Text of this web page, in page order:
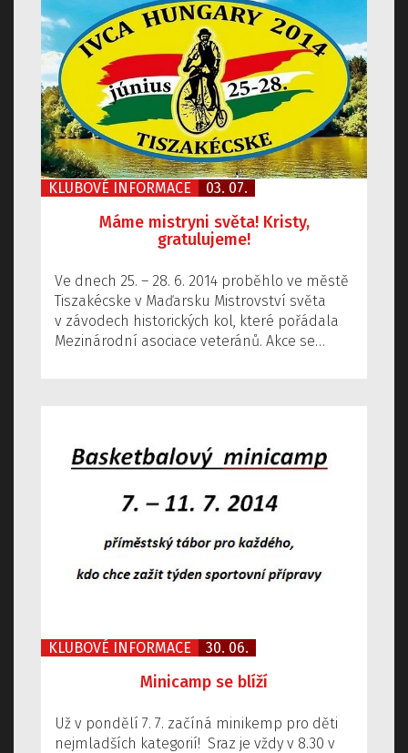
KLUBOVÉ INFORMACE 03. 07.
Máme mistryni světa! Kristy,
gratulujeme!
Ve dnech 25. – 28. 6. 2014 proběhlo ve městě
Tiszakécske v Maďarsku Mistrovství světa
v závodech historických kol, které pořádala
Mezinárodní asociace veteránů. Akce se…
KLUBOVÉ INFORMACE 30. 06.
Minicamp se blíží
Už v pondělí 7. 7. začíná minikemp pro děti
nejmladších kategorií! Sraz je vždy v 8.30 v